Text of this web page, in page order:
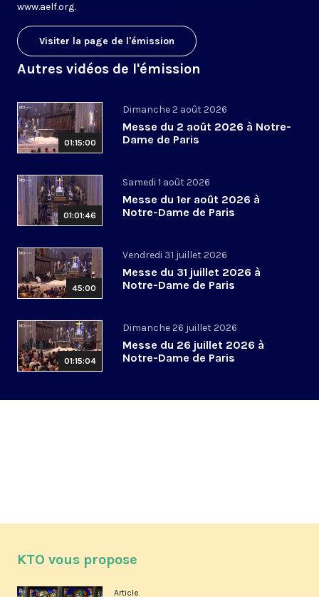
www.aelf.org.
Visiter la page de l'émission
Autres vidéos de l'émission
01:15:00
Dimanche 2 août 2026
Messe du 2 août 2026 à Notre-
Dame de Paris
01:01:46
Samedi 1 août 2026
Messe du 1er août 2026 à
Notre-Dame de Paris
45:00
Vendredi 31 juillet 2026
Messe du 31 juillet 2026 à
Notre-Dame de Paris
01:15:04
Dimanche 26 juillet 2026
Messe du 26 juillet 2026 à
Notre-Dame de Paris
KTO vous propose
Article